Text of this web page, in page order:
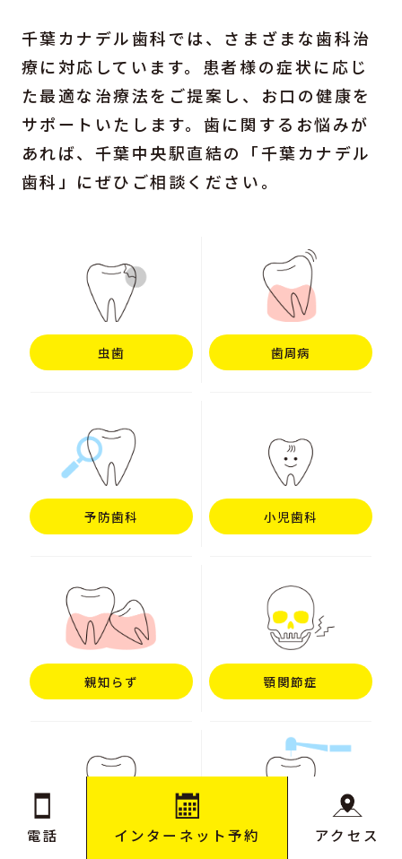
千葉カナデル歯科では、さまざまな歯科治
療に対応しています。患者様の症状に応じ
た最適な治療法をご提案し、お口の健康を
サポートいたします。歯に関するお悩みが
あれば、千葉中央駅直結の「千葉カナデル
歯科」にぜひご相談ください。
虫歯 歯周病
予防歯科 小児歯科
親知らず 顎関節症
インプラント 根管治療
電話 インターネット予約 アクセス